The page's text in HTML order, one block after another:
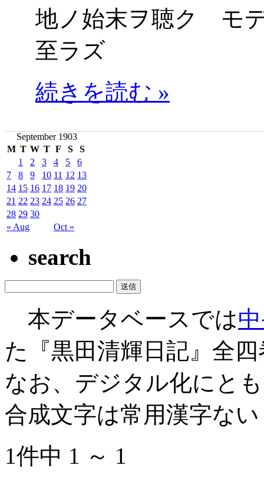
地ノ始末ヲ聴ク モ
至ラズ
続きを読む »
September 1903
M T W T F S S
« Aug Oct »
1 2 3 4 5
6
7
8 9 10 11 12 13
14 15 16 17 18 19 20
21 22 23 24 25 26 27
28 29 30
search
本データベースでは
た『黒田清輝日記』全
なお、デジタル化にと
合成文字は常用漢字な
1件中 1 ～ 1